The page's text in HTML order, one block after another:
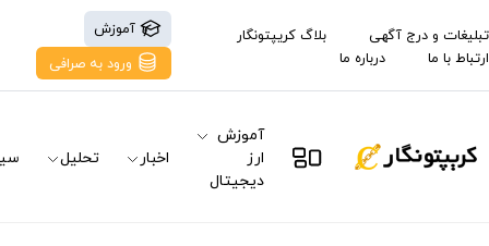
تبلیغات و درج آگهی
بلاگ کریپتونگار
ارتباط با ما
درباره ما
آموزش
ورود به صرافی
آموزش
ارز
دیجیتال
اخبار تحلیل